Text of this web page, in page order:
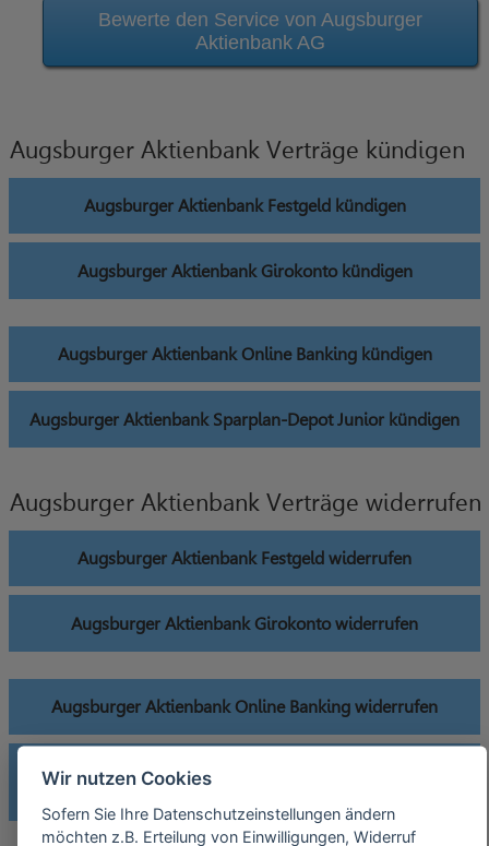
Bewerte den Service von Augsburger
Aktienbank AG
Augsburger Aktienbank Verträge kündigen
Augsburger Aktienbank Festgeld kündigen
Augsburger Aktienbank Girokonto kündigen
Augsburger Aktienbank Online Banking kündigen
Augsburger Aktienbank Sparplan-Depot Junior kündigen
Augsburger Aktienbank Verträge widerrufen
Augsburger Aktienbank Festgeld widerrufen
Augsburger Aktienbank Girokonto widerrufen
Augsburger Aktienbank Online Banking widerrufen
Augsburger Aktienbank Sparplan-Depot Junior
widerrufen
Wir nutzen Cookies
Sofern Sie Ihre Datenschutzeinstellungen ändern
möchten z.B. Erteilung von Einwilligungen, Widerruf